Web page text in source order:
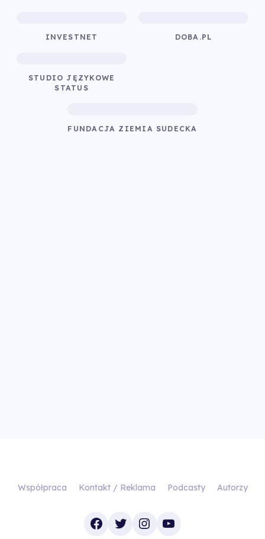
INVESTNET DOBA.PL
STUDIO JĘZYKOWE
STATUS
FUNDACJA ZIEMIA SUDECKA
Współpraca Kontakt / Reklama Podcasty Autorzy
Facebook
TwitterInstagram
YouTube